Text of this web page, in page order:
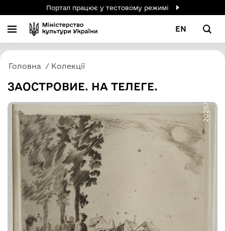
Портал працює у тестовому режимі
EN
Головна Колекції
ЗАОСТРОВИЕ. НА ТЕЛЕГЕ.